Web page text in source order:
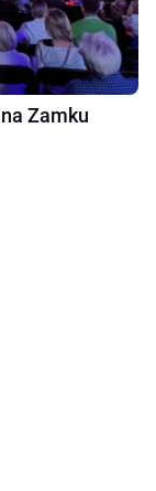
Zamku